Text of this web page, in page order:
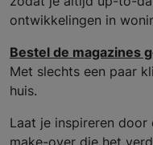
ontwikkelingen in
Bestel de magazines
Met slechts een paar
huis.
Laat je inspireren door